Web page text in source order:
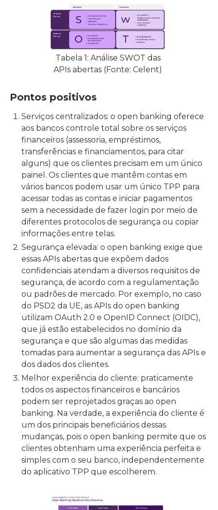
Tabela 1: Análise SWOT das
APIs abertas (Fonte: Celent)
Pontos positivos
Serviços centralizados: o open banking oferece
aos bancos controle total sobre os serviços
financeiros (assessoria, empréstimos,
transferências e financiamentos, para citar
alguns) que os clientes precisam em um único
painel. Os clientes que mantêm contas em
vários bancos podem usar um único TPP para
acessar todas as contas e iniciar pagamentos
sem a necessidade de fazer login por meio de
diferentes protocolos de segurança ou copiar
informações entre telas.
Segurança elevada: o open banking exige que
essas APIs abertas que expõem dados
confidenciais atendam a diversos requisitos de
segurança, de acordo com a regulamentação
ou padrões de mercado. Por exemplo, no caso
do PSD2 da UE, as APIs do open banking
utilizam OAuth 2.0 e OpenID Connect (OIDC),
que já estão estabelecidos no domínio da
segurança e que são algumas das medidas
tomadas para aumentar a segurança das APIs e
dos dados dos clientes.
Melhor experiência do cliente: praticamente
todos os aspectos financeiros e bancários
podem ser reprojetados graças ao open
banking. Na verdade, a experiência do cliente é
um dos principais beneficiários dessas
mudanças, pois o open banking permite que os
clientes obtenham uma experiência perfeita e
simples com o seu banco, independentemente
do aplicativo TPP que escolherem.